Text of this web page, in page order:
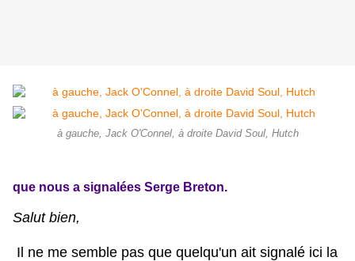
à gauche, Jack O'Connel, à droite David Soul, Hutch
que nous a signalées Serge Breton.
Salut bien,
Il ne me semble pas que quelqu'un ait signalé ici la